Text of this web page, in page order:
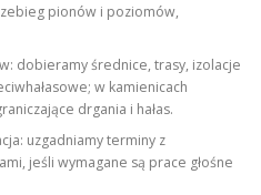
pionów i poziomów,
dobieramy średnice, trasy, izolacje
w kamienicach
drgania i hałas.
uzgadniamy terminy z
jeśli wymagane są prace głośne